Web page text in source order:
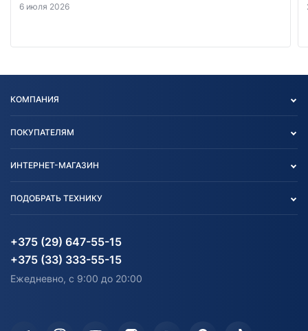
6 июля 2026
КОМПАНИЯ
Блог
Карта сайта
ПОКУПАТЕЛЯМ
Согласие на обработку
Информация до получения
согласия на обработку
Доставка
ИНТЕРНЕТ-МАГАЗИН
Агротехника
Водный транспорт
Электротранспорт
Здоровье
ПОДОБРАТЬ ТЕХНИКУ
Агротехника
Электротранспорт
+375 (29) 647-55-15
+375 (33) 333-55-15
Ежедневно, с 9:00 до 20:00